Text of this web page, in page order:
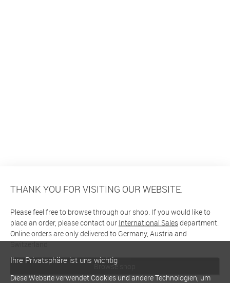
THANK YOU FOR VISITING OUR WEBSITE.
Please feel free to browse through our shop. If you would like to
place an order, please contact our International Salesdepartment.
Online orders are only delivered to Germany, Austria and
Switzerland
Browse shop
Ihre Privatsphäre ist uns wichtig
Diese Website verwendet Cookies und andere Technologien, um